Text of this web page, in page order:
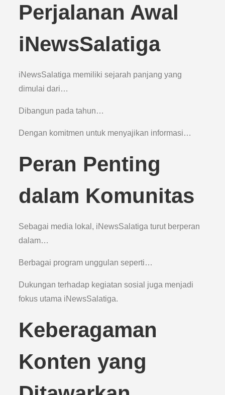
Perjalanan Awal
iNewsSalatiga
iNewsSalatiga memiliki sejarah panjang yang
dimulai dari…
Dibangun pada tahun…
Dengan komitmen untuk menyajikan informasi…
Peran Penting
dalam Komunitas
Sebagai media lokal, iNewsSalatiga turut berperan
dalam…
Berbagai program unggulan seperti…
Dukungan terhadap kegiatan sosial juga menjadi
fokus utama iNewsSalatiga.
Keberagaman
Konten yang